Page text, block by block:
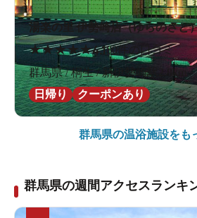
湯楽の里 伊勢崎店（ゆらのさと
★★★★★4.180件の口コミ
群馬県 / 桐生 / 新伊勢崎駅2.8km
日帰り
クーポンあり
群馬県の温浴施設をも
群馬県の週間アクセスランキ